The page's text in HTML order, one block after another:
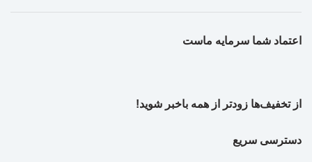
اعتماد شما سرمایه ماست
از تخفیف‌ها زودتر از همه باخبر شوید!
دسترسی سریع